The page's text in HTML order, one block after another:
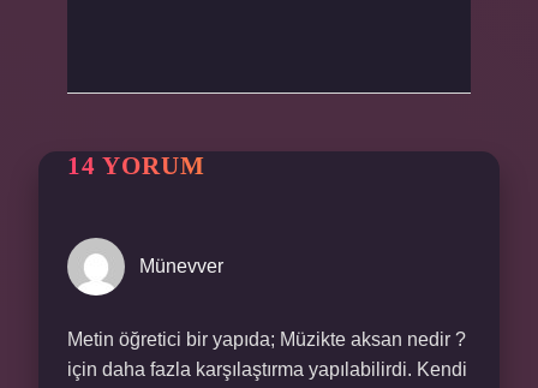
14 YORUM
Münevver
Metin öğretici bir yapıda; Müzikte aksan nedir ?
için daha fazla karşılaştırma yapılabilirdi. Kendi